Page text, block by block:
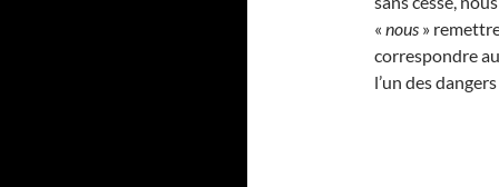
« nous »
correspondre
l’un des